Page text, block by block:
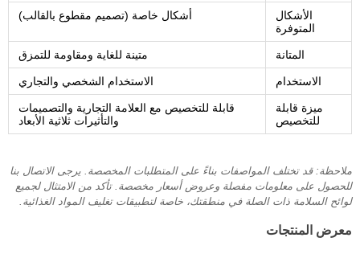
الأشكال
المتوفرة
أشكال خاصة (تصميم مقطوع بالقالب)
المتانة متينة للغاية ومقاومة للتمزق
الاستخدام الاستخدام الشخصي والتجاري
ميزة قابلة
للتخصيص
قابلة للتخصيص مع العلامة التجارية والتصميمات
والتأثيرات ثلاثية الأبعاد
ملاحظة: قد تختلف المواصفات بناءً على المتطلبات المخصصة. يرجى الاتصال بنا
للحصول على معلومات مفصلة وعروض أسعار مخصصة. تأكد من الامتثال لجميع
لوائح السلامة ذات الصلة في منطقتك، خاصة لتطبيقات تغليف المواد الغذائية.
معرض المنتجات